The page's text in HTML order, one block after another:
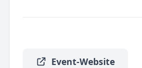
Event-Website